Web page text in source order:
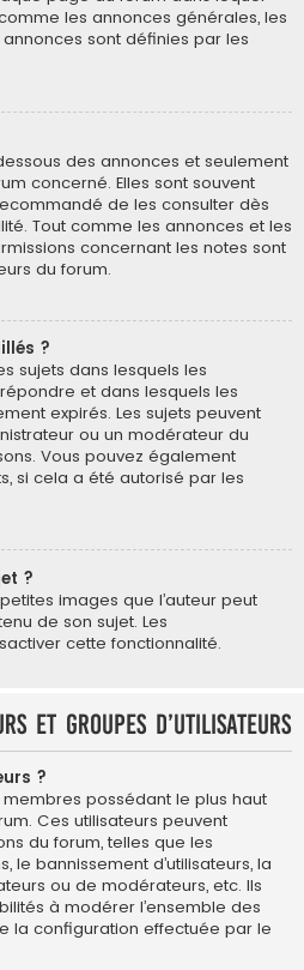
les annonces générales, les
sont définies par les
des annonces et seulement
concerné. Elles sont souvent
de les consulter dès
Tout comme les annonces et les
concernant les notes sont
du forum.
?
sujets dans lesquels les
et dans lesquels les
expirés. Les sujets peuvent
ou un modérateur du
Vous pouvez également
si cela a été autorisé par les
?
images que l’auteur peut
de son sujet. Les
cette fonctionnalité.
et groupes d’utilisateurs
?
possédant le plus haut
Ces utilisateurs peuvent
du forum, telles que les
le bannissement d’utilisateurs, la
ou de modérateurs, etc. Ils
à modérer l’ensemble des
la configuration effectuée par le